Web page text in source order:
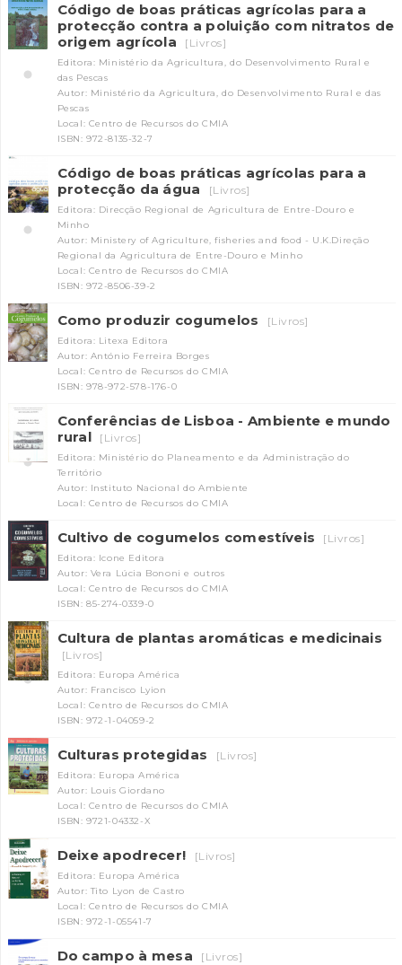
Código de boas práticas agrícolas para a
protecção contra a poluição com nitratos de
origem agrícola
[Livros]
Editora: Ministério da Agricultura, do Desenvolvimento Rural e
das Pescas
Autor: Ministério da Agricultura, do Desenvolvimento Rural e das
Pescas
Local: Centro de Recursos do CMIA
ISBN: 972-8135-32-7
Código de boas práticas agrícolas para a
protecção da água
[Livros]
Editora: Direcção Regional de Agricultura de Entre-Douro e
Minho
Autor: Ministery of Agriculture, fisheries and food - U.K.Direção
Regional da Agricultura de Entre-Douro e Minho
Local: Centro de Recursos do CMIA
ISBN: 972-8506-39-2
Como produzir cogumelos [Livros]
Editora: Litexa Editora
Autor: António Ferreira Borges
Local: Centro de Recursos do CMIA
ISBN: 978-972-578-176-0
Conferências de Lisboa - Ambiente e mundo
rural
[Livros]
Editora: Ministério do Planeamento e da Administração do
Território
Autor: Instituto Nacional do Ambiente
Local: Centro de Recursos do CMIA
Cultivo de cogumelos comestíveis [Livros]
Editora: Icone Editora
Autor: Vera Lúcia Bononi e outros
Local: Centro de Recursos do CMIA
ISBN: 85-274-0339-0
Cultura de plantas aromáticas e medicinais
[Livros]
Editora: Europa América
Autor: Francisco Lyion
Local: Centro de Recursos do CMIA
ISBN: 972-1-04059-2
Culturas protegidas [Livros]
Editora: Europa América
Autor: Louis Giordano
Local: Centro de Recursos do CMIA
ISBN: 9721-04332-X
Deixe apodrecer! [Livros]
Editora: Europa América
Autor: Tito Lyon de Castro
Local: Centro de Recursos do CMIA
ISBN: 972-1-05541-7
Do campo à mesa [Livros]